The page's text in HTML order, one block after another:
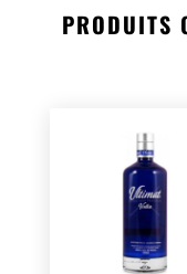
PRODUITS